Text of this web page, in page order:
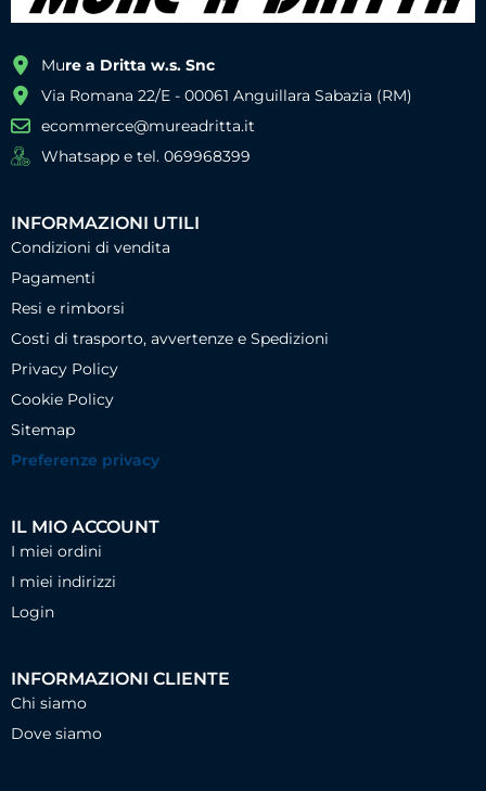
Mure a Dritta w.s. Snc
Via Romana 22/E - 00061 Anguillara Sabazia (RM)
ecommerce@mureadritta.it
Whatsapp e tel. 069968399
INFORMAZIONI UTILI
Condizioni di vendita
Pagamenti
Resi e rimborsi
Costi di trasporto, avvertenze e Spedizioni
Privacy Policy
Cookie Policy
Sitemap
Preferenze privacy
IL MIO ACCOUNT
I miei ordini
I miei indirizzi
Login
INFORMAZIONI CLIENTE
Chi siamo
Dove siamo